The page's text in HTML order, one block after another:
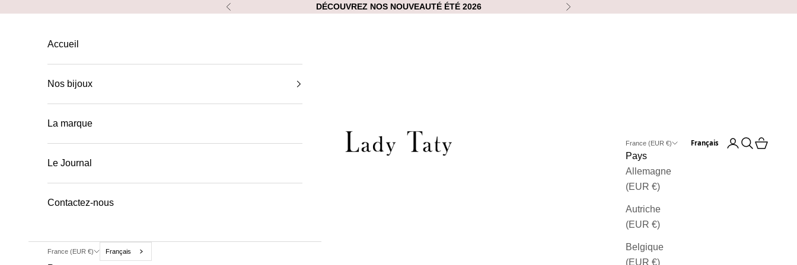
Précédent DÉCOUVREZ NOS NOUVEAUTÉ ÉTÉ 2026 Suivant
Lady Taty
France (EUR €)
Pays
Allemagne
(EUR €)
Autriche
(EUR €)
Belgique
(EUR €)
Français Ouvrir le
Ouvrir la
Voir le
Accueil
Nos bijoux
La marque
Le Journal
Contactez-nous
France (EUR €) Français